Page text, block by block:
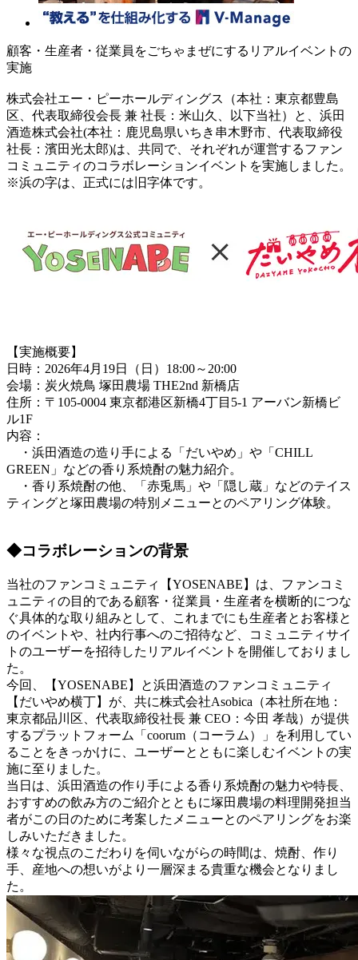
顧客・生産者・従業員をごちゃまぜにするリアルイベントの
実施
株式会社エー・ピーホールディングス（本社：東京都豊島
区、代表取締役会長 兼 社長：米山久、以下当社）と、浜田
酒造株式会社(本社：鹿児島県いちき串木野市、代表取締役
社長：濱田光太郎)は、共同で、それぞれが運営するファン
コミュニティのコラボレーションイベントを実施しました。
※浜の字は、正式には旧字体です。
【実施概要】
日時：2026年4月19日（日）18:00～20:00
会場：炭火焼鳥 塚田農場 THE2nd 新橋店
住所：〒105-0004 東京都港区新橋4丁目5-1 アーバン新橋ビ
ル1F
内容：
・浜田酒造の造り手による「だいやめ」や「CHILL
GREEN」などの香り系焼酎の魅力紹介。
・香り系焼酎の他、「赤兎馬」や「隠し蔵」などのテイス
ティングと塚田農場の特別メニューとのペアリング体験。
◆コラボレーションの背景
当社のファンコミュニティ【YOSENABE】は、ファンコミ
ュニティの目的である顧客・従業員・生産者を横断的につな
ぐ具体的な取り組みとして、これまでにも生産者とお客様と
のイベントや、社内行事へのご招待など、コミュニティサイ
トのユーザーを招待したリアルイベントを開催しておりまし
た。
今回、【YOSENABE】と浜田酒造のファンコミュニティ
【だいやめ横丁】が、共に株式会社Asobica（本社所在地：
東京都品川区、代表取締役社長 兼 CEO：今田 孝哉）が提供
するプラットフォーム「coorum（コーラム）」を利用してい
ることをきっかけに、ユーザーとともに楽しむイベントの実
施に至りました。
当日は、浜田酒造の作り手による香り系焼酎の魅力や特長、
おすすめの飲み方のご紹介とともに塚田農場の料理開発担当
者がこの日のために考案したメニューとのペアリングをお楽
しみいただきました。
様々な視点のこだわりを伺いながらの時間は、焼酎、作り
手、産地への想いがより一層深まる貴重な機会となりまし
た。